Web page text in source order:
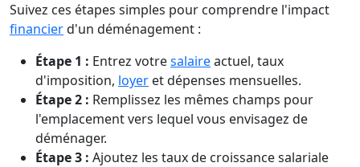
Suivez ces étapes simples pour comprendre l'impact
financierd'un déménagement :
Étape 1 : Entrez votresalaireactuel, taux
d'imposition, loyer et dépenses mensuelles.
Étape 2 : Remplissez les mêmes champs pour
l'emplacement vers lequel vous envisagez de
déménager.
Étape 3 : Ajoutez les taux de croissance salariale